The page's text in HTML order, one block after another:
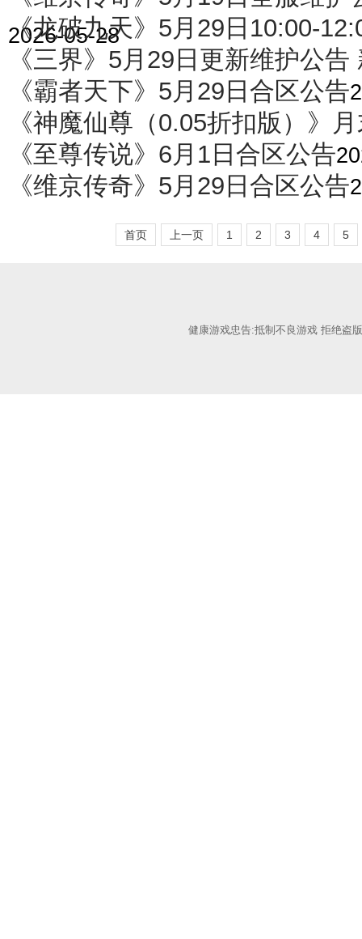
2026-05-28
《龙破九天》5月29日10:00-
《三界》5月29日更新维护公
《霸者天下》5月29日合区公告
《神魔仙尊（0.05折扣版）》
《至尊传说》6月1日合区公告
《维京传奇》5月29日合区公告
首页 上一页 1 2 3 4 5
健康游戏忠告:抵制不良游戏 拒绝盗